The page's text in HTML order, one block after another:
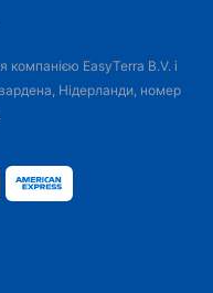
EasyTerra B.V. і
Нідерланди, номер